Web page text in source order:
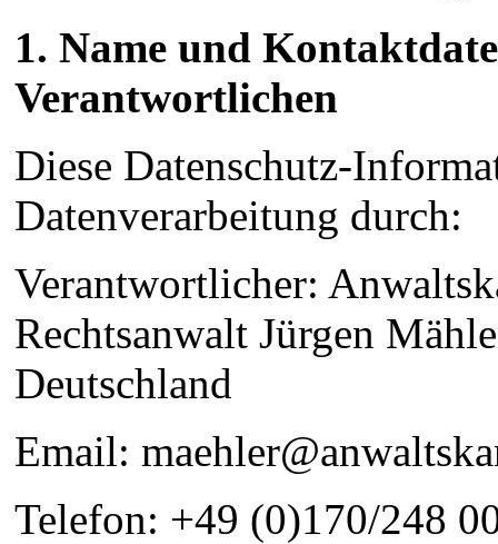
1. Name und
Verantwortlichen
Diese Datenschutz-
Datenverarbeitung durch:
Verantwortlicher:
Rechtsanwalt Jürgen
Deutschland
Email:
Telefon: +49 (0)170/248